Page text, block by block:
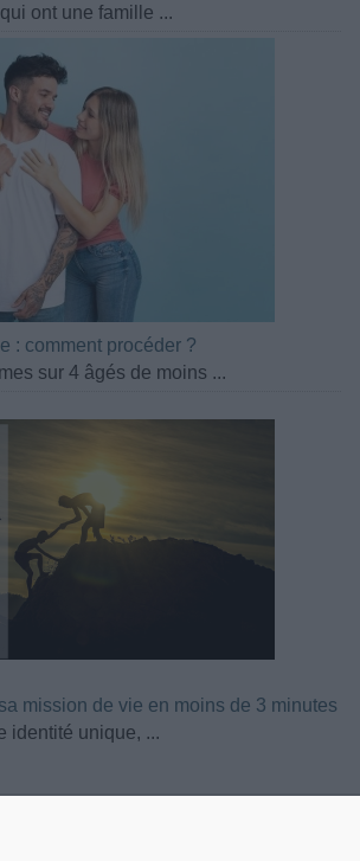
ont une famille ...
: comment procéder ?
sur 4 âgés de moins ...
mission de vie en moins de 3 minutes
identité unique, ...